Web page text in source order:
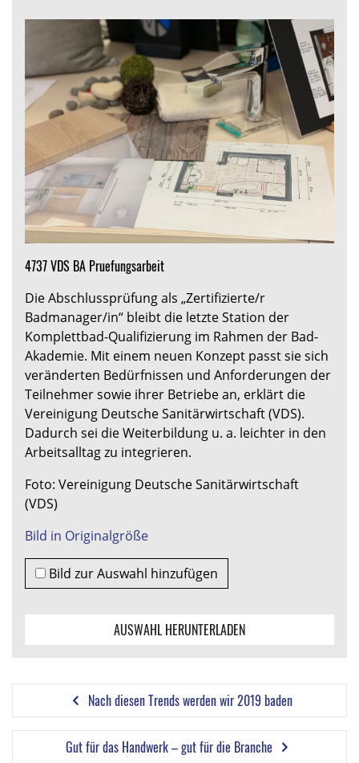
4737 VDS BA Pruefungsarbeit
Die Abschlussprüfung als „Zertifizierte/r
Badmanager/in“ bleibt die letzte Station der
Komplettbad-Qualifizierung im Rahmen der Bad-
Akademie. Mit einem neuen Konzept passt sie sich
veränderten Bedürfnissen und Anforderungen der
Teilnehmer sowie ihrer Betriebe an, erklärt die
Vereinigung Deutsche Sanitärwirtschaft (VDS).
Dadurch sei die Weiterbildung u. a. leichter in den
Arbeitsalltag zu integrieren.
Foto: Vereinigung Deutsche Sanitärwirtschaft
(VDS)
Bild in Originalgröße
Bild zur Auswahl hinzufügen
AUSWAHL HERUNTERLADEN
Nach diesen Trends werden wir 2019 baden
Gut für das Handwerk – gut für die Branche